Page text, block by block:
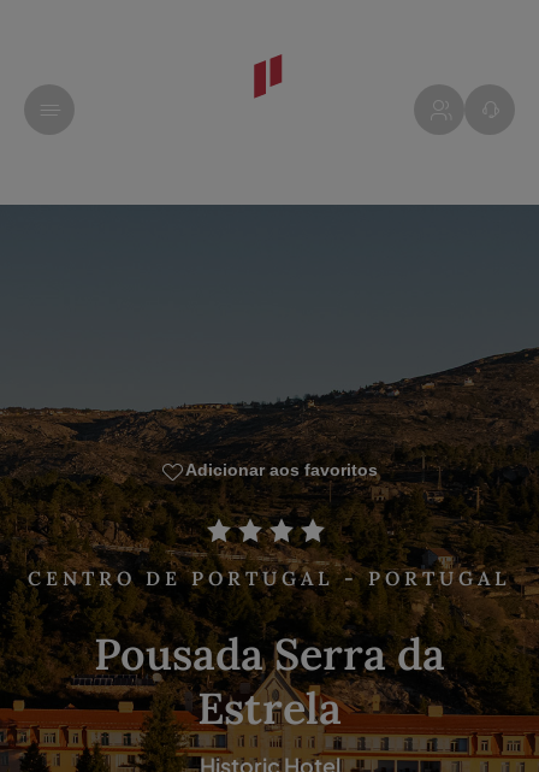
Adicionar aos favoritos
CENTRO DE PORTUGAL - PORTUGAL
Pousada Serra da
Estrela
Historic Hotel